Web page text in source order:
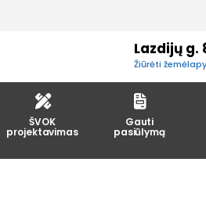
Lazdijų g.
Žiūrėti
ŠVOK
projektavimas
Gauti
pasiūlymą